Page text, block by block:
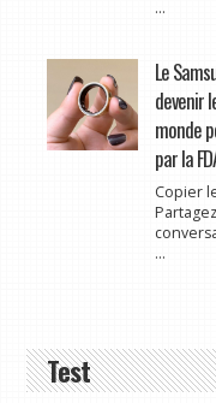
...
Le
devenir
monde
par la
Copier
...
Test